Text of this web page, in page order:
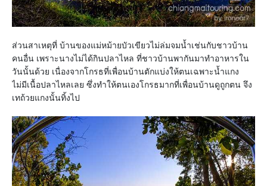
ส่วนสาเหตุที่ บ้านของแม่หม้ายบัวเขียวไม่ล่มจมน้ำเช่นกับชาวบ้าน
คนอื่น เพราะนางไม่ได้กินปลาไหล ที่ชาวบ้านพากันมาทำอาหารใน
วันนั้นด้วย เนื่องจากโกรธที่เพื่อนบ้านตักแบ่งให้ตนเฉพาะน้ำแกง
ไม่มีเนื้อปลาไหลเลย ซึ่งทำให้ตนเองโกรธมากที่เพื่อนบ้านดูถูกตน จึง
เทถ้วยแกงนั้นทิ้งไป